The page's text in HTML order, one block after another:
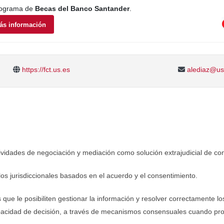
de Becas del Banco Santander.
información
https://fct.us.es
de negociación y mediación como solución extrajudicial de
jurisdiccionales basados en el acuerdo y el consentimiento.
le posibiliten gestionar la información y resolver correctamente
de decisión, a través de mecanismos consensuales cuando